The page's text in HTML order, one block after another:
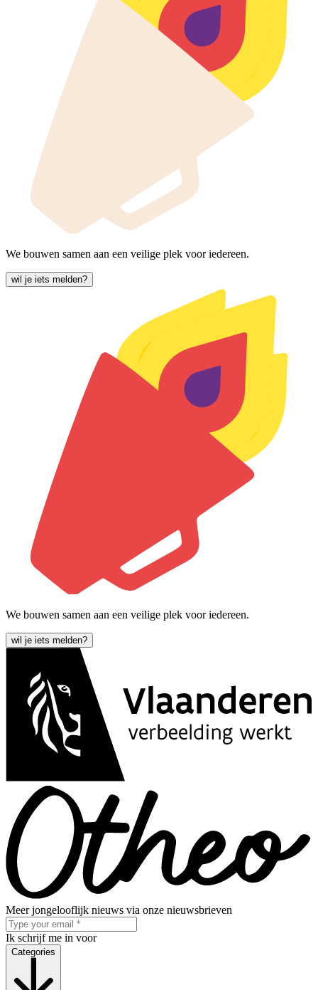
We bouwen samen aan een veilige plek voor iedereen.
wil je iets melden?
We bouwen samen aan een veilige plek voor iedereen.
wil je iets melden?
Meer jongelooflijk nieuws via onze nieuwsbrieven
Ik schrijf me in voor
Categories